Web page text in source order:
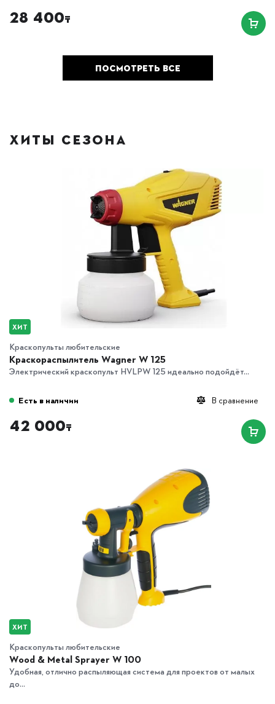
28 400₸
ПОСМОТРЕТЬ ВСЕ
ХИТЫ СЕЗОНА
ХИТ
Краскопульты любительские
Краскораспылитель Wagner W 125
Электрический краскопульт HVLPW 125 идеально подойдёт...
В сравнение
Есть в наличии
42 000₸
ХИТ
Краскопульты любительские
Wood & Metal Sprayer W 100
Удобная, отлично распыляющая система для проектов от малых
до...